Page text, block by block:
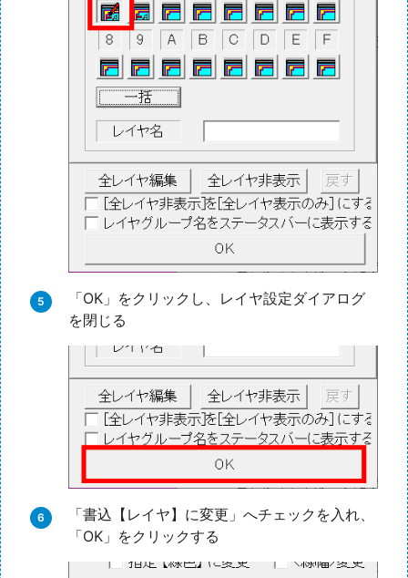
「OK」をクリックし、レイヤ設定ダイアログ
を閉じる
「書込【レイヤ】に変更」へチェックを入れ、
「OK」をクリックする